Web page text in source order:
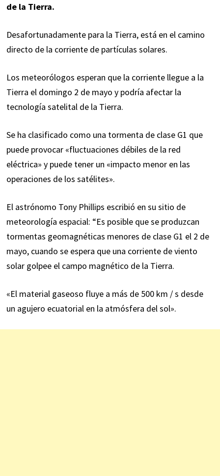
de la Tierra.
Desafortunadamente para la Tierra, está en el camino
directo de la corriente de partículas solares.
Los meteorólogos esperan que la corriente llegue a la
Tierra el domingo 2 de mayo y podría afectar la
tecnología satelital de la Tierra.
Se ha clasificado como una tormenta de clase G1 que
puede provocar «fluctuaciones débiles de la red
eléctrica» ​​y puede tener un «impacto menor en las
operaciones de los satélites».
El astrónomo Tony Phillips escribió en su sitio de
meteorología espacial: “Es posible que se produzcan
tormentas geomagnéticas menores de clase G1 el 2 de
mayo, cuando se espera que una corriente de viento
solar golpee el campo magnético de la Tierra.
«El material gaseoso fluye a más de 500 km / s desde
un agujero ecuatorial en la atmósfera del sol».